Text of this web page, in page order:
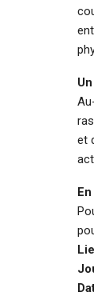
et